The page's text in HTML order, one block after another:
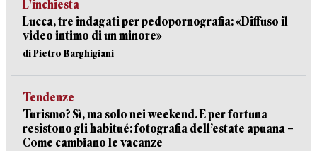
L'inchiesta
Lucca, tre indagati per pedopornografia: «Diffuso il
video intimo di un minore»
di Pietro Barghigiani
Tendenze
Turismo? Sì, ma solo nei weekend. E per fortuna
resistono gli habitué: fotografia dell’estate apuana –
Come cambiano le vacanze